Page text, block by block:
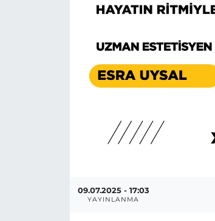
09.07.2025 - 17:03
YAYINLANMA
ESKİŞEHİRSPOR